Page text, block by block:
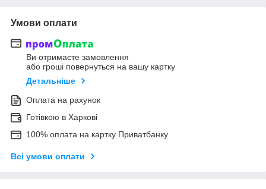
Умови оплати
Ви отримаєте замовлення
або гроші повернуться на вашу картку
Детальніше
Оплата на рахунок
Готівкою в Харкові
100% оплата на картку Приватбанку
Всі умови оплати